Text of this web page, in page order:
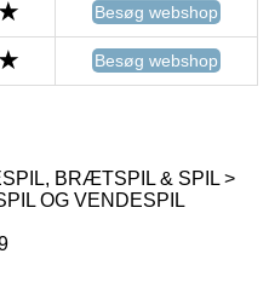
Besøg webshop
Besøg webshop
BRÆTSPIL & SPIL >
OG VENDESPIL